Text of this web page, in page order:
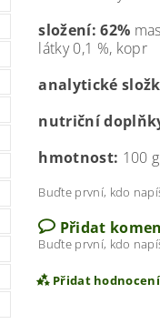
složení: 62%
látky 0,1 %, kopr
analytické
nutriční
hmotnost: 100 g
Buďte první, kdo
Přidat
Buďte první, kdo
Přidat hodnocení